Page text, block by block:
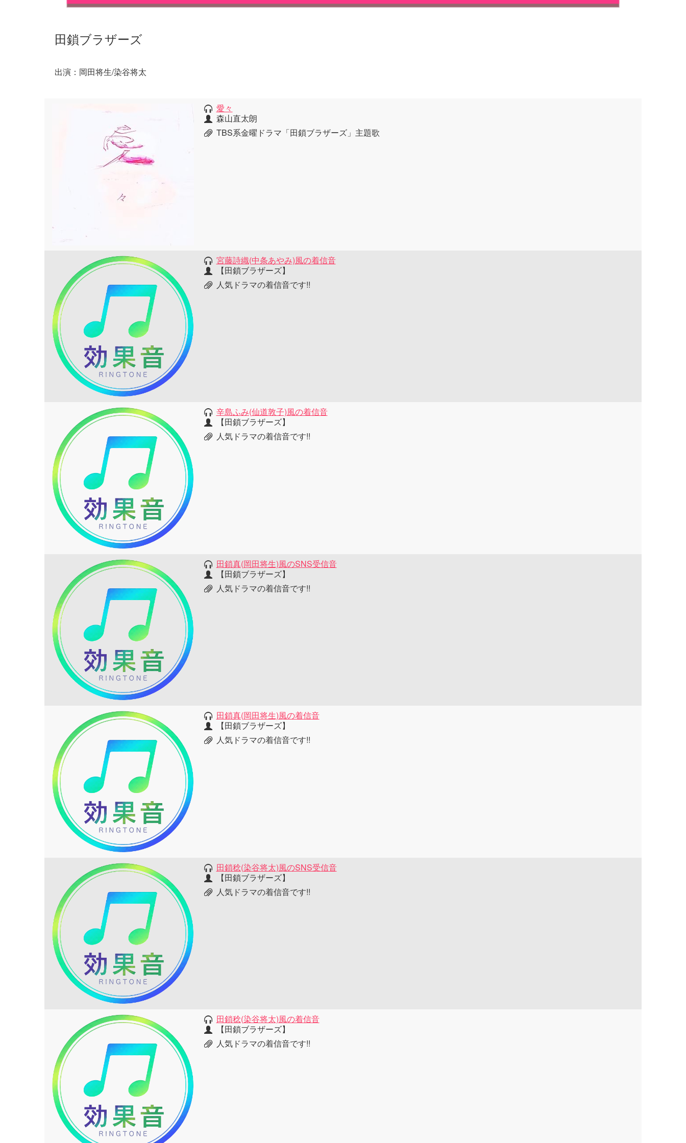
田鎖ブラザーズ
出演：岡田将生/染谷将太
愛々
森山直太朗
TBS系金曜ドラマ「田鎖ブラザーズ」主題歌
宮藤詩織(中条あやみ)風の着信音
【田鎖ブラザーズ】
人気ドラマの着信音です!!
辛島ふみ(仙道敦子)風の着信音
【田鎖ブラザーズ】
人気ドラマの着信音です!!
田鎖真(岡田将生)風のSNS受信音
【田鎖ブラザーズ】
人気ドラマの着信音です!!
田鎖真(岡田将生)風の着信音
【田鎖ブラザーズ】
人気ドラマの着信音です!!
田鎖稔(染谷将太)風のSNS受信音
【田鎖ブラザーズ】
人気ドラマの着信音です!!
田鎖稔(染谷将太)風の着信音
【田鎖ブラザーズ】
人気ドラマの着信音です!!